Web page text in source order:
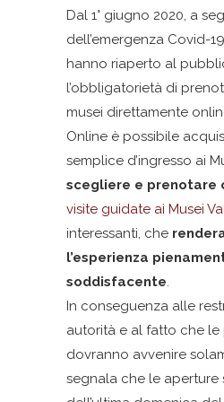
Dal 1° giugno 2020, a
dell’emergenza Covid-
hanno riaperto al
l’obbligatorietà di
musei direttamente
Online è possibile
semplice d’ingresso ai
scegliere e prenotare
visite guidate ai Musei
interessanti, che
l’esperienza
soddisfacente.
In conseguenza alle
autorità e al fatto che le
dovranno avvenire
segnala che le aperture